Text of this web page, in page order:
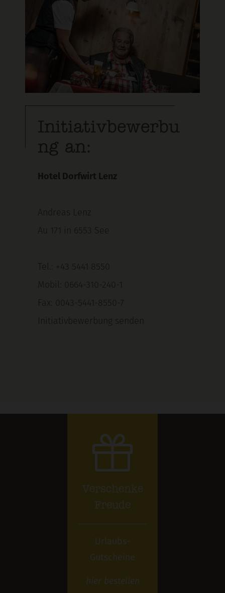
Initiativbewerbu
ng an:
Hotel Dorfwirt Lenz
Andreas Lenz
Au 171 in 6553 See
Tel.:
+43 5441 8550
Mobil:
0664-310-240-1
Fax: 0043-5441-8550-7
Initiativbewerbung senden
Verschenke
Freude
Urlaubs-
Gutscheine
hierbestellen